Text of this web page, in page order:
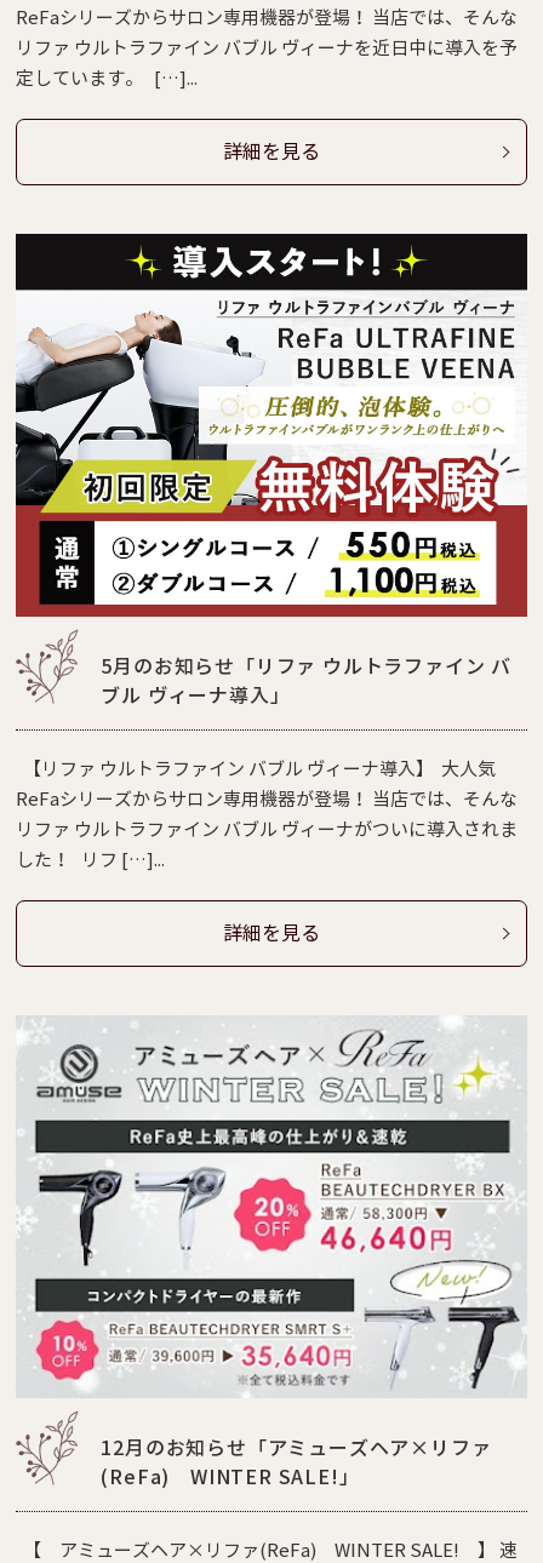
ReFaシリーズからサロン専用機器が登場！ 当店では、そんな
リファ ウルトラファイン バブル ヴィーナを近日中に導入を予
定しています。 […]...
詳細を見る
5月のお知らせ「リファ ウルトラファイン バ
ブル ヴィーナ導入」
【リファ ウルトラファイン バブル ヴィーナ導入】 大人気
ReFaシリーズからサロン専用機器が登場！ 当店では、そんな
リファ ウルトラファイン バブル ヴィーナがついに導入されま
した！ リフ […]...
詳細を見る
12月のお知らせ「アミューズヘア×リファ
(ReFa) WINTER SALE!」
【 アミューズヘア×リファ(ReFa) WINTER SALE! 】 速